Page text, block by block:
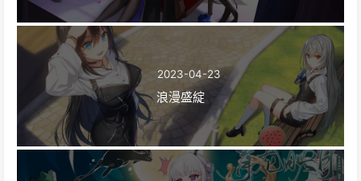
2023-04-23
浪漫盛綻